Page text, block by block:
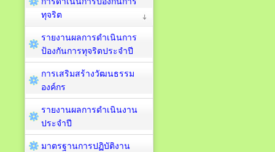
ทุจริต
รายงานผลการดำเนินการ
ป้องกันการทุจริตประจำปี
การเสริมสร้างวัฒนธรรม
องค์กร
รายงานผลการดำเนินงาน
ประจำปี
มาตรฐานการปฏิบัติงาน